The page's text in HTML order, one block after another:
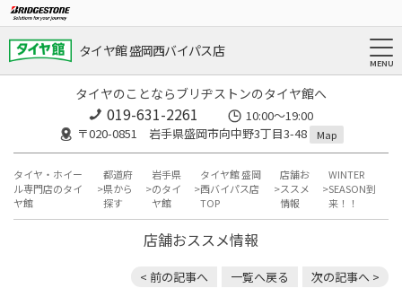
タイヤ館 盛岡西バイパス店
タイヤのことならブリヂストンのタイヤ館へ
019-631-2261
10:00～19:00
〒020-0851 岩手県盛岡市向中野3丁目3-48
Map
タイヤ・ホイー
ル専門店のタイ
ヤ館
都道府
県から
探す
岩手県
のタイ
ヤ館
タイヤ館 盛岡
西バイパス店
TOP
店舗お
ススメ
情報
WINTER
SEASON到
来！！
店舗おススメ情報
< 前の記事へ 一覧へ戻る 次の記事へ >